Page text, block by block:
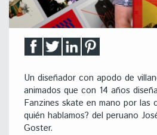
Un diseñador con apodo de
animados que con 14 años
Fanzines skate en mano por las
quién hablamos? del peruano
Goster.